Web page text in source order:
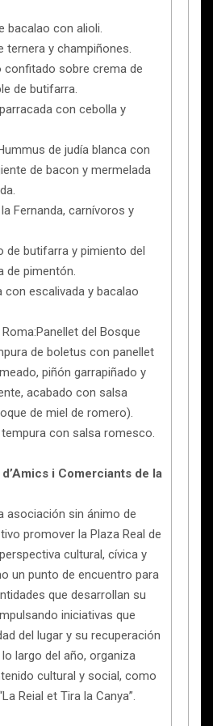
bacalao con alioli.
ternera y champiñones.
confitado sobre crema de
de butifarra.
con cebolla y
de judía blanca con
de bacon y mermelada
Fernanda, carnívoros y
de butifarra y pimiento del
de pimentón.
con escalivada y bacalao
del Bosque
de boletus con panellet
piñón garrapiñado y
acabado con salsa
de miel de romero).
con salsa romesco.
i Comerciants de la
asociación sin ánimo de
promover la Plaza Real de
cultural, cívica y
un punto de encuentro para
que desarrollan su
iniciativas que
del lugar y su recuperación
largo del año, organiza
cultural y social, como
Reial et Tira la Canya”.